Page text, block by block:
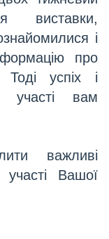
виставки,
і
про
успіх і
участі вам
важливі
участі Вашої